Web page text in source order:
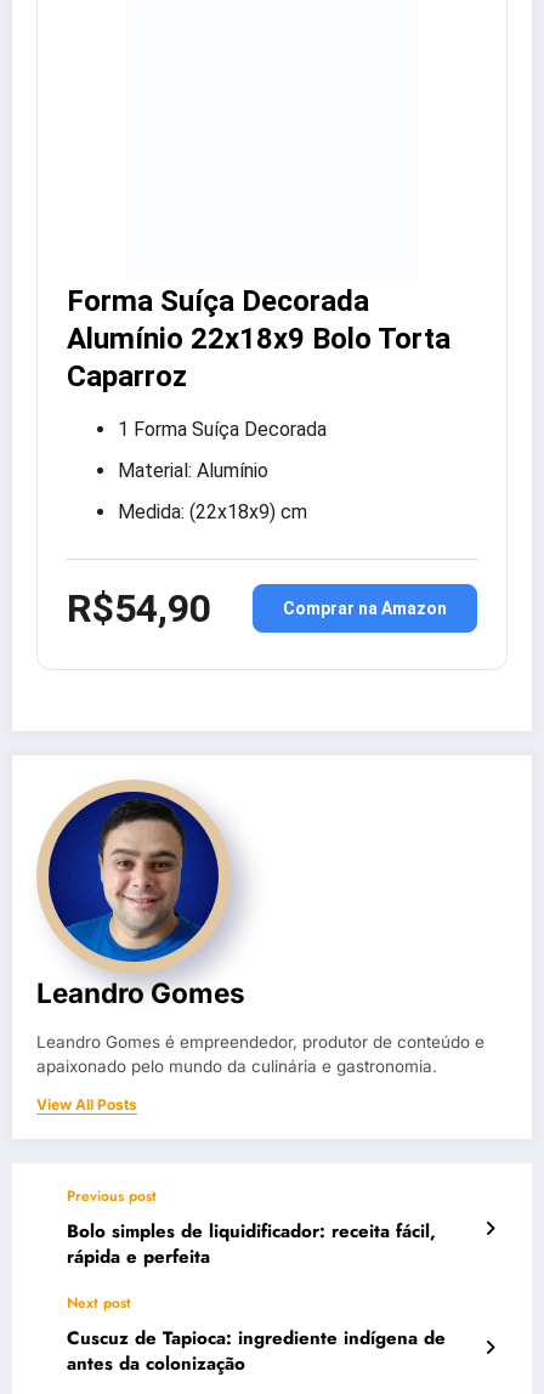
Forma Suíça Decorada
Alumínio 22x18x9 Bolo Torta
Caparroz
1 Forma Suíça Decorada
Material: Alumínio
Medida: (22x18x9) cm
R$54,90 Comprar na Amazon
Leandro Gomes
Leandro Gomes é empreendedor, produtor de conteúdo e
apaixonado pelo mundo da culinária e gastronomia.
View All Posts
Previous post
Bolo simples de liquidificador: receita fácil,
rápida e perfeita
Next post
Cuscuz de Tapioca: ingrediente indígena de
antes da colonização